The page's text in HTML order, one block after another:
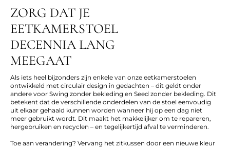
ZORG DAT JE
EETKAMERSTOEL
DECENNIA LANG
MEEGAAT
Als iets heel bijzonders zijn enkele van onze eetkamerstoelen
ontwikkeld met circulair design in gedachten – dit geldt onder
andere voor Swing zonder bekleding en Seed zonder bekleding. Dit
betekent dat de verschillende onderdelen van de stoel eenvoudig
uit elkaar gehaald kunnen worden wanneer hij op een dag niet
meer gebruikt wordt. Dit maakt het makkelijker om te repareren,
hergebruiken en recyclen – en tegelijkertijd afval te verminderen.
Toe aan verandering? Vervang het zitkussen door een nieuwe kleur